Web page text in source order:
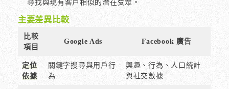
尋找與現有客戶相似的潛在受眾。
主要差異比較
比較
項目
Google Ads Facebook 廣告
定位
依據
關鍵字搜尋與用戶行
為
興趣、行為、人口統計
與社交數據